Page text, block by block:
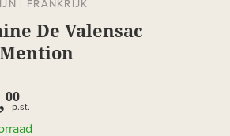
| FRANKRIJK
De Valensac
00
p.st.